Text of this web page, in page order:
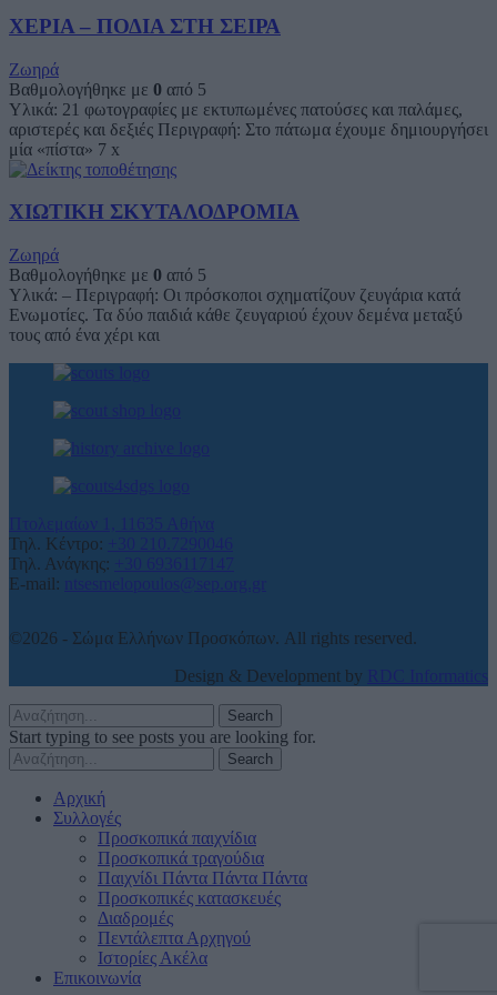
ΧΕΡΙΑ – ΠΟΔΙΑ ΣΤΗ ΣΕΙΡΑ
Ζωηρά
Βαθμολογήθηκε με 0 από 5
Υλικά: 21 φωτογραφίες με εκτυπωμένες πατούσες και παλάμες,
αριστερές και δεξιές Περιγραφή: Στο πάτωμα έχουμε δημιουργήσει
μία «πίστα» 7 x
ΧΙΩΤΙΚΗ ΣΚΥΤΑΛΟΔΡΟΜΙΑ
Ζωηρά
Βαθμολογήθηκε με 0 από 5
Υλικά: – Περιγραφή: Οι πρόσκοποι σχηματίζουν ζευγάρια κατά
Ενωμοτίες. Τα δύο παιδιά κάθε ζευγαριού έχουν δεμένα μεταξύ
τους από ένα χέρι και
Πτολεμαίων 1, 11635 Αθήνα
Τηλ. Κέντρο:
+30 210.7290046
Τηλ. Ανάγκης:
+30 6936117147
E-mail:
ntsesmelopoulos@sep.org.gr
©2026 - Σώμα Ελλήνων Προσκόπων. All rights reserved.
Design & Development by RDC Informatics
Search
Start typing to see posts you are looking for.
Search
Αρχική
Συλλογές
Προσκοπικά παιχνίδια
Προσκοπικά τραγούδια
Παιχνίδι Πάντα Πάντα Πάντα
Προσκοπικές κατασκευές
Διαδρομές
Πεντάλεπτα Αρχηγού
Ιστορίες Ακέλα
Επικοινωνία